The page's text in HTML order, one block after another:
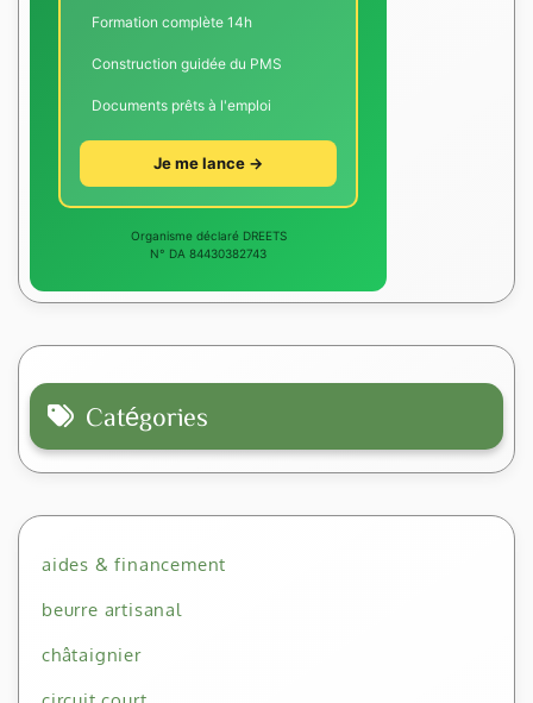
Formation complète 14h
Construction guidée du PMS
Documents prêts à l'emploi
Je me lance →
Organisme déclaré DREETS
N° DA 84430382743
Catégories
aides & financement
beurre artisanal
châtaignier